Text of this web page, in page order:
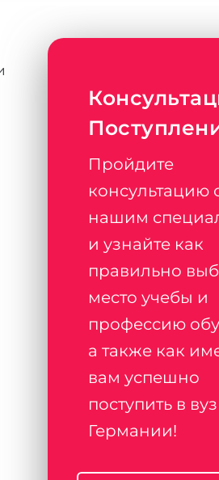
Пройдите
консультацию
нашим
и узнайте как
правильно
место учебы и
профессию
а также как
вам успешно
поступить в
Германии!